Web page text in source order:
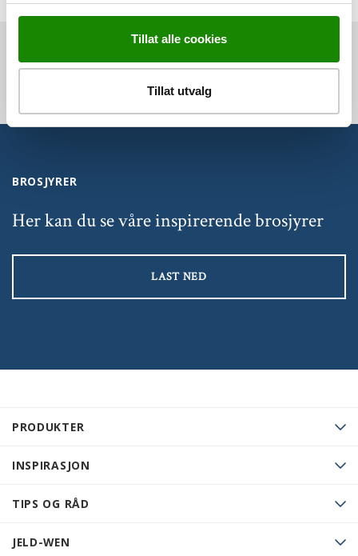
Tillat alle cookies
Tillat utvalg
PRODUKTER
INSPIRASJON
TIPS OG RÅD
JELD-WEN
BROSJYRER
Her kan du se våre inspirerende brosjyrer
LAST NED